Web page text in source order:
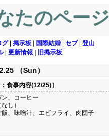
たのページ
グ| 掲示板 国際結婚 セブ| 登山
| 更新情報 旧掲示板
（Sun）
食事内容(12/25)］
、コーヒー
し）
飯、味噌汁、エビフライ、肉団子